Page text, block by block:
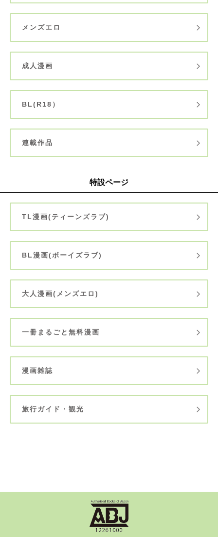
メンズエロ
成人漫画
BL(R18）
連載作品
特設ページ
TL漫画(ティーンズラブ)
BL漫画(ボーイズラブ)
大人漫画(メンズエロ)
一冊まるごと無料漫画
漫画雑誌
旅行ガイド・観光